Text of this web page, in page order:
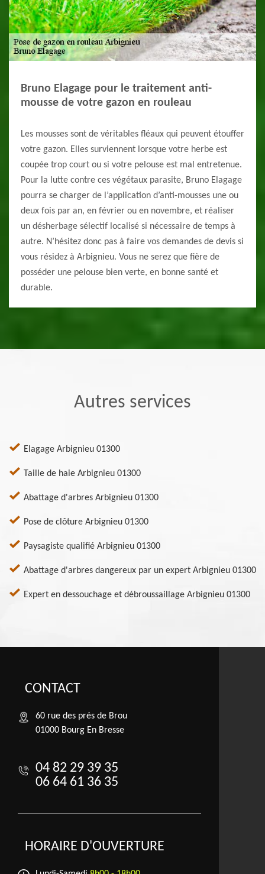
Bruno Elagage pour le traitement anti-
mousse de votre gazon en rouleau
Les mousses sont de véritables fléaux qui peuvent étouffer
votre gazon. Elles surviennent lorsque votre herbe est
coupée trop court ou si votre pelouse est mal entretenue.
Pour la lutte contre ces végétaux parasite, Bruno Elagage
pourra se charger de l’application d’anti-mousses une ou
deux fois par an, en février ou en novembre, et réaliser
un désherbage sélectif localisé si nécessaire de temps à
autre. N’hésitez donc pas à faire vos demandes de devis si
vous résidez à Arbignieu. Vous ne serez que fière de
posséder une pelouse bien verte, en bonne santé et
durable.
Autres services
Elagage Arbignieu 01300
Taille de haie Arbignieu 01300
Abattage d'arbres Arbignieu 01300
Pose de clôture Arbignieu 01300
Paysagiste qualifié Arbignieu 01300
Abattage d'arbres dangereux par un expert Arbignieu 01300
Expert en dessouchage et débroussaillage Arbignieu 01300
CONTACT
60 rue des prés de Brou
01000 Bourg En Bresse
04 82 29 39 35
06 64 61 36 35
HORAIRE D'OUVERTURE